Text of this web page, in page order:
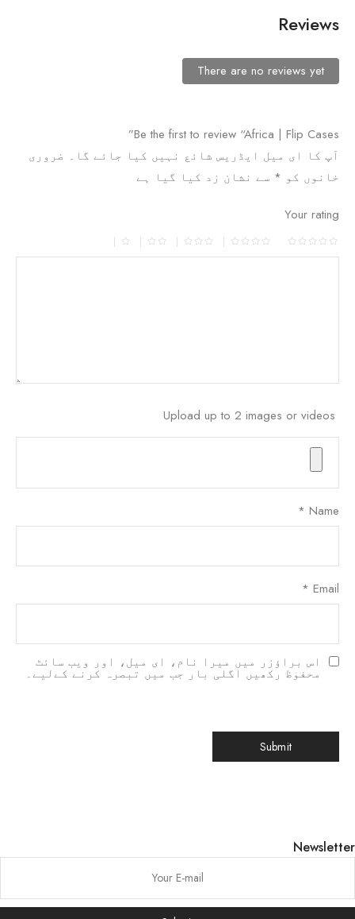
Reviews
There are no reviews yet
Be the first to review “Africa | Flip Cases”
آپ کا ای میل ایڈریس شائع نہیں کیا جائے گا۔ ضروری
خانوں کو * سے نشان زد کیا گیا ہے
Your rating
Upload up to 2 images or videos
Name
*
Email
*
اس براؤزر میں میرا نام، ای میل، اور ویب سائٹ
محفوظ رکھیں اگلی بار جب میں تبصرہ کرنے کےلیے۔
Newsletter
Русский